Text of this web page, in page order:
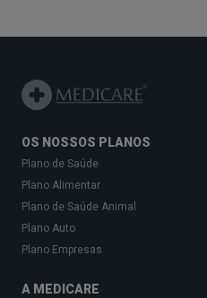
OS NOSSOS PLANOS
Plano de Saúde
Plano Alimentar
Plano de Saúde Animal
Plano Auto
Plano Empresas
A MEDICARE